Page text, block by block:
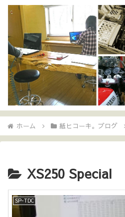
ホーム 紙ヒコーキ。ブログ
XS250 Special
SP-TDC